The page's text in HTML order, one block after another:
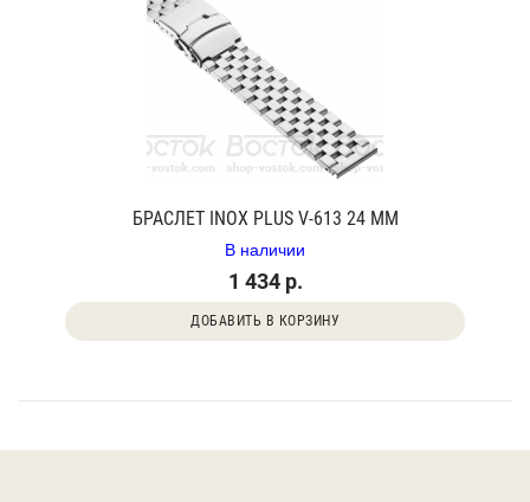
БРАСЛЕТ INOX PLUS V-613 24 ММ
В наличии
1 434 р.
ДОБАВИТЬ В КОРЗИНУ